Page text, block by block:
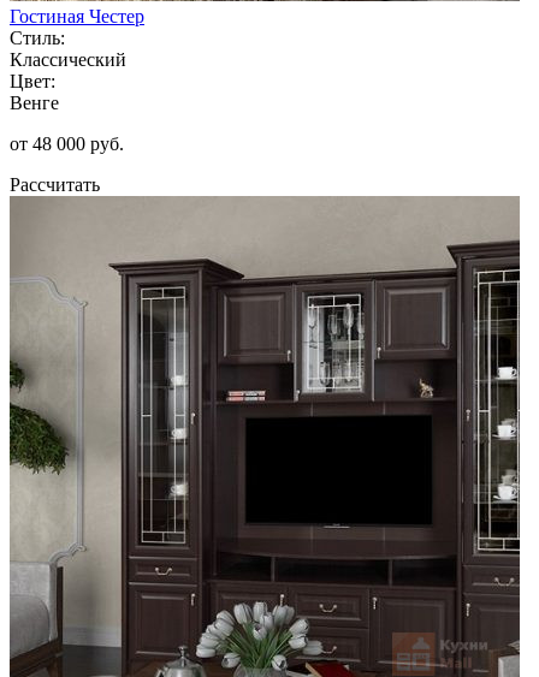
Гостиная Честер
Стиль:
Классический
Цвет:
Венге
от 48 000 руб.
Рассчитать